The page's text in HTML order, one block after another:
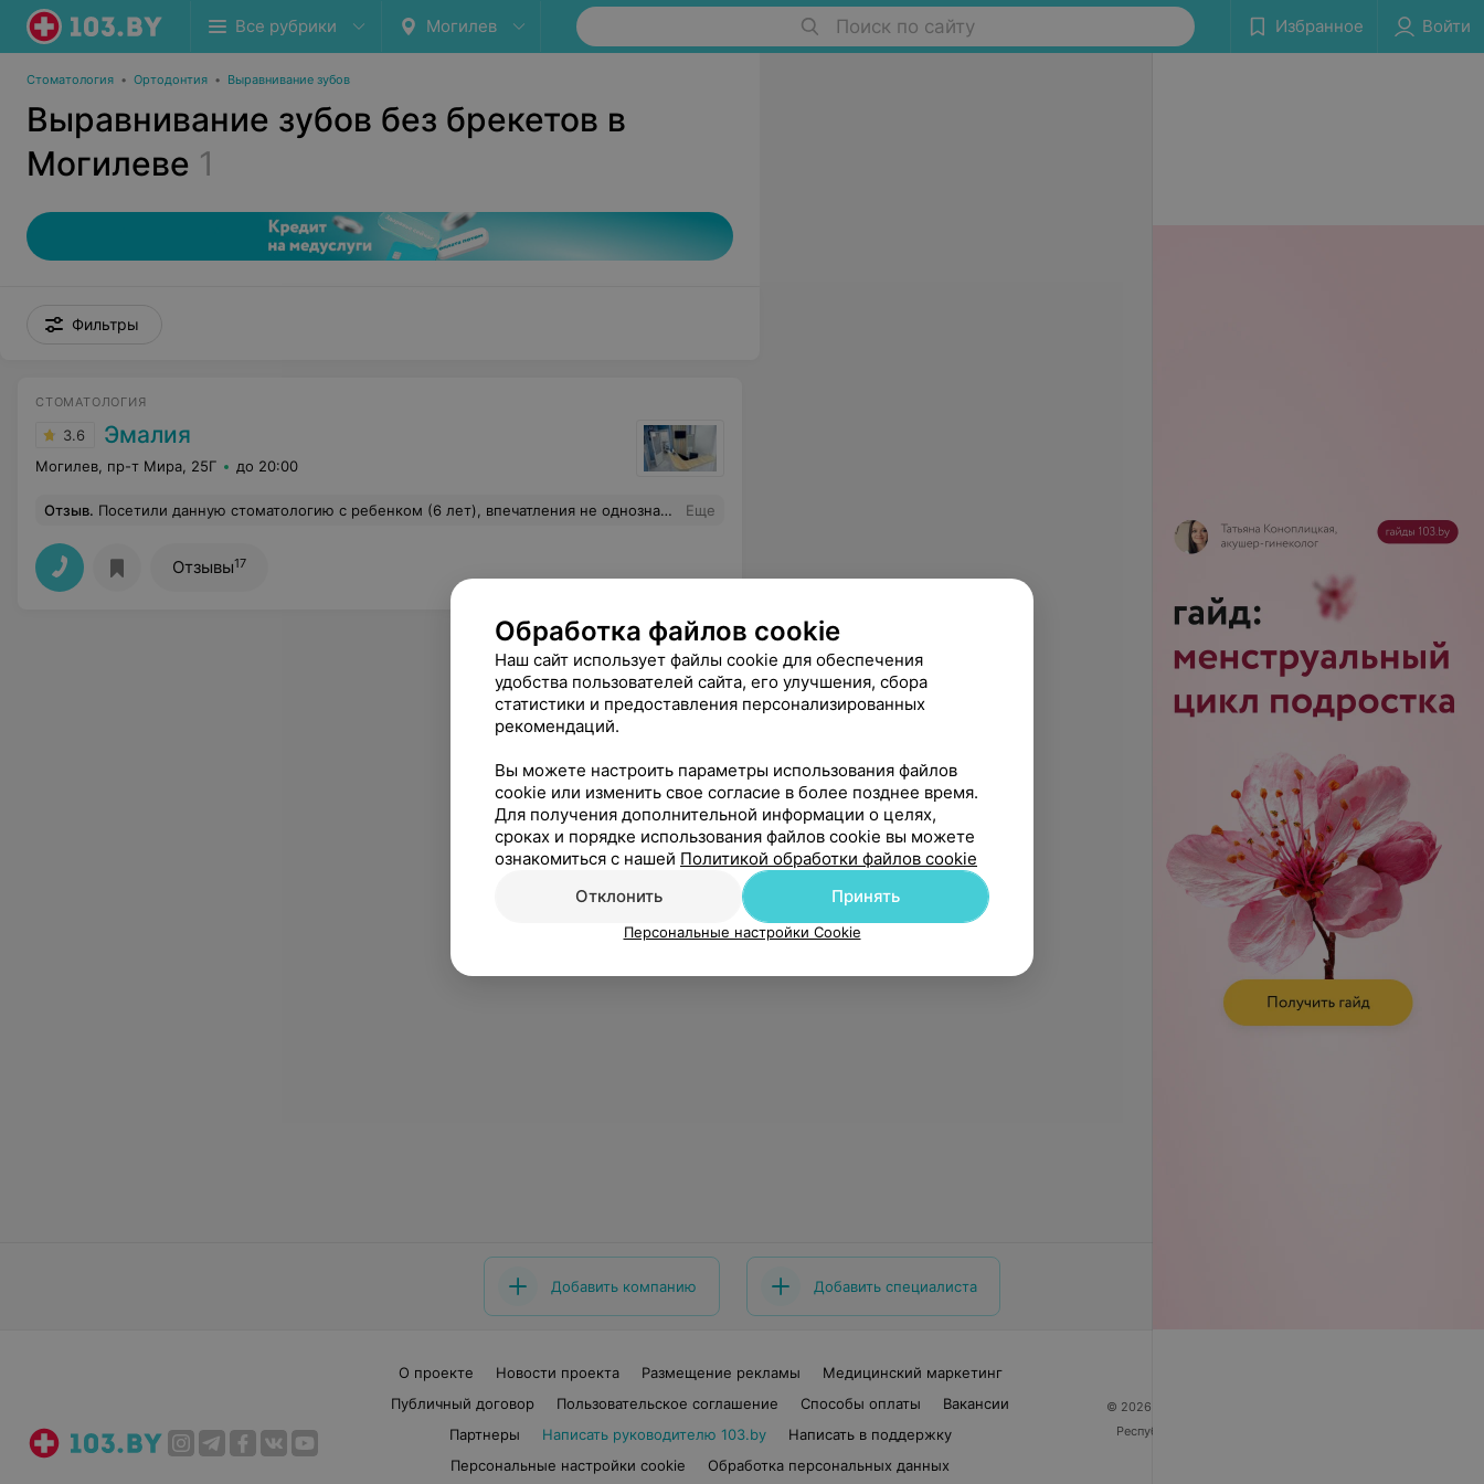
Все рубрики Могилев Поиск по сайту Избранное Войти
Стоматология • Ортодонтия • Выравнивание зубов
Выравнивание зубов без брекетов в
Могилеве 1
Фильтры
СТОМАТОЛОГИЯ
3.6 Эмалия
Могилев, пр-т Мира, 25Г до 20:00
Отзыв. Посетили данную стоматологию с ребенком (6 лет), впечатления не однозначные, пребываем в недоумении! Врач, Иванькова Е.Н., оставила приятные впечатления и на этом, пожалуй, все! Начнем с того, что попасть в клинику пытались с сентября месяца, попали только в январе! Девушка, на рецепшене крайне не приятная, отвечает грубо, без какого-либо участия, по типу звоните и записывайтесь в январе на март!!! Звонить, конечно, после этого не будем т. к. за стоимость ваших услуг можно было бы сразу записать на повторный прием! Ну, и вишенка на торте, это стоимость!!! За лечение одного молочного зуба и обработку против кариеса второго заплатили 442 рубля!!! Откуда такте расценки на детскую стоматологию??? Это всего лишь молочный зуб!!! Еще
Отзывы17
Добавить компанию Добавить специалиста
О проекте Новости проекта Размещение рекламы
Медицинский маркетинг
Публичный договор
Пользовательское соглашение Способы оплаты
Вакансии
Партнеры
Написать руководителю 103.by
Написать в поддержку
Персональные настройки cookie
Обработка персональных данных
© 2026 ООО «Артокс Лаб», УНП 191700409
Республика Беларусь, г. Минск, улица Толбухина, 2,
Обработка файлов cookie
Наш сайт использует файлы cookie для обеспечения
удобства пользователей сайта, его улучшения, сбора
статистики и предоставления персонализированных
рекомендаций.
Вы можете настроить параметры использования файлов
cookie или изменить свое согласие в более позднее время.
Для получения дополнительной информации о целях,
сроках и порядке использования файлов cookie вы можете
ознакомиться с нашей Политикой обработки файлов cookie
Отклонить
Принять
Персональные настройки Cookie